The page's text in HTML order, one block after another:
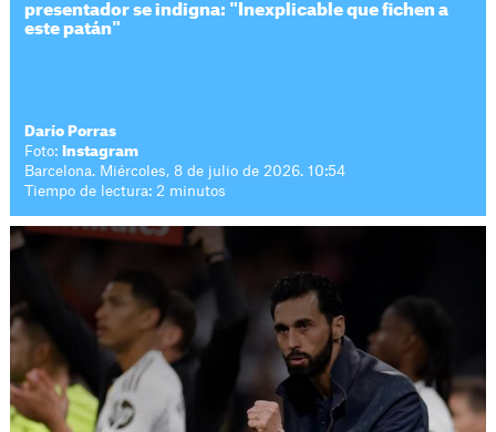
presentador se indigna: "Inexplicable que fichen a
este patán"
Darío Porras
Foto:
Instagram
Barcelona. Miércoles, 8 de julio de 2026. 10:54
Tiempo de lectura: 2 minutos